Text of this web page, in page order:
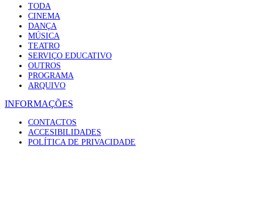
TODA
CINEMA
DANÇA
MÚSICA
TEATRO
SERVIÇO EDUCATIVO
OUTROS
PROGRAMA
ARQUIVO
INFORMAÇÕES
CONTACTOS
ACCESIBILIDADES
POLÍTICA DE PRIVACIDADE